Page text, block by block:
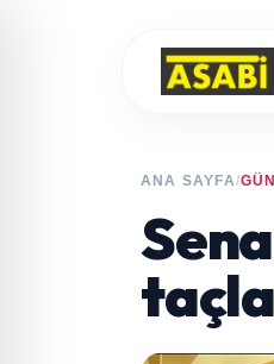
ANA SAYFA/